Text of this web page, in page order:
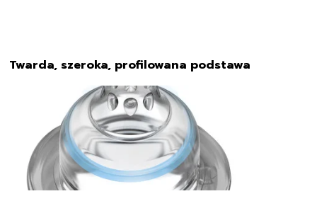
Twarda, szeroka, profilowana podstawa